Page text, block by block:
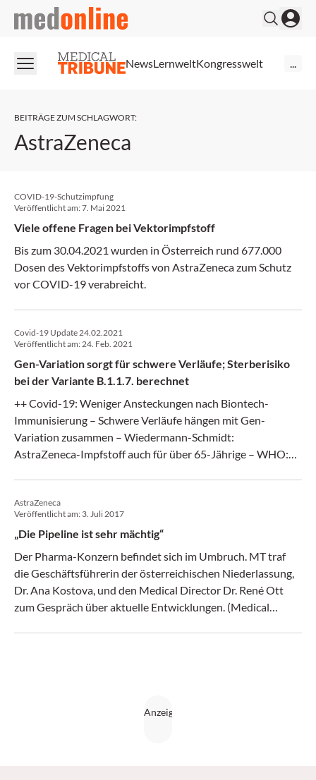
medonline
NewsLernweltKongresswelt
BEITRÄGE ZUM SCHLAGWORT:
AstraZeneca
COVID-19-Schutzimpfung
Veröffentlicht am:7. Mai 2021
Viele offene Fragen bei Vektorimpfstoff
Bis zum 30.04.2021 wurden in Österreich rund 677.000
Dosen des Vektorimpfstoffs von AstraZeneca zum Schutz
vor COVID-19 verabreicht.
Covid-19 Update 24.02.2021
Veröffentlicht am:24. Feb. 2021
Gen-Variation sorgt für schwere Verläufe; Sterberisiko
bei der Variante B.1.1.7. berechnet
++ Covid-19: Weniger Ansteckungen nach Biontech-
Immunisierung – Schwere Verläufe hängen mit Gen-
Variation zusammen – Wiedermann-Schmidt:
AstraZeneca-Impfstoff auch für über 65-Jährige – WHO:
Corona bei Schwangeren erhöht Sterberisiko für Baby nicht
++
AstraZeneca
Veröffentlicht am: 3. Juli 2017
„Die Pipeline ist sehr mächtig“
Der Pharma-Konzern befindet sich im Umbruch. MT traf
die Geschäftsführerin der österreichischen Niederlassung,
Dr. Ana Kostova, und den Medical Director Dr. René Ott
zum Gespräch über aktuelle Entwicklungen. (Medical